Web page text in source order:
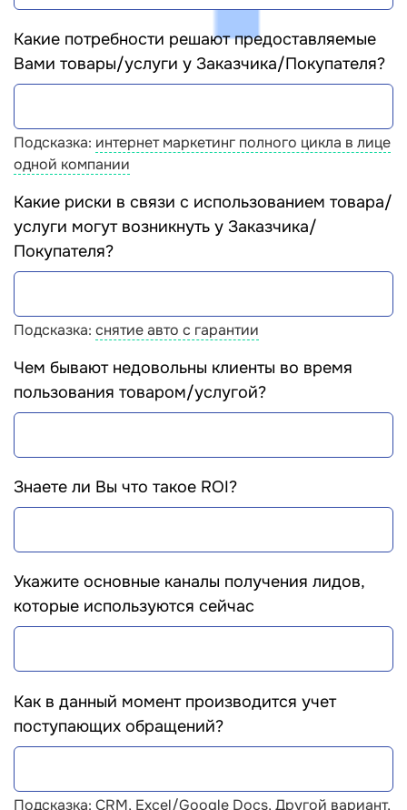
Какие потребности решают предоставляемые
Вами товары/услуги у Заказчика/Покупателя?
Подсказка: интернет маркетинг полного цикла в лице
одной компании
Какие риски в связи с использованием товара/
услуги могут возникнуть у Заказчика/
Покупателя?
Подсказка: снятие авто с гарантии
Чем бывают недовольны клиенты во время
пользования товаром/услугой?
Знаете ли Вы что такое ROI?
Укажите основные каналы получения лидов,
которые используются сейчас
Как в данный момент производится учет
поступающих обращений?
Подсказка: СRM, Excel/Google Docs, Другой вариант,